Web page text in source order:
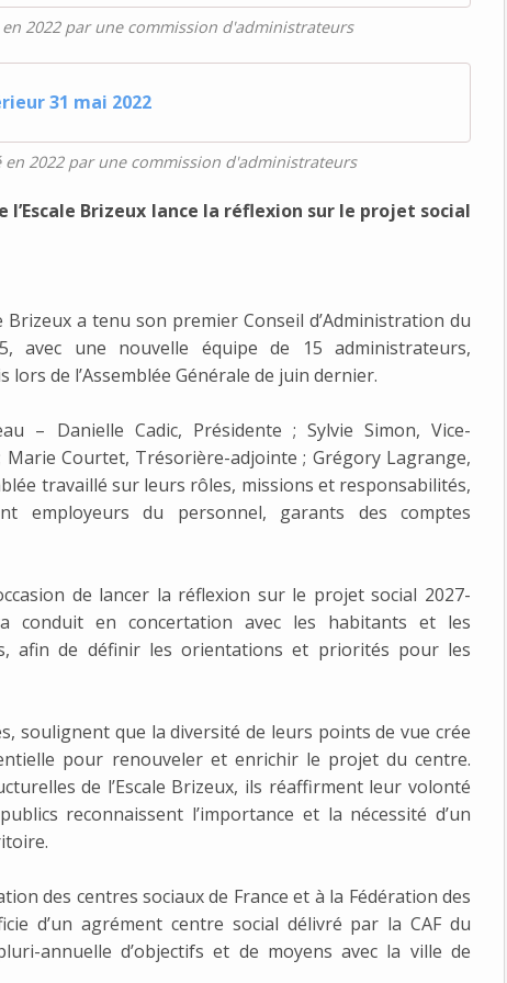
2022 par une commission d'administrateurs
31 mai 2022
2022 par une commission d'administrateurs
l’Escale Brizeux lance la réflexion sur le projet social
a tenu son premier Conseil d’Administration du
avec une nouvelle équipe de 15 administrateurs,
de l’Assemblée Générale de juin dernier.
– Danielle Cadic, Présidente ; Sylvie Simon, Vice-
Courtet, Trésorière-adjointe ; Grégory Lagrange,
travaillé sur leurs rôles, missions et responsabilités,
employeurs du personnel, garants des comptes
de lancer la réflexion sur le projet social 2027-
conduit en concertation avec les habitants et les
afin de définir les orientations et priorités pour les
soulignent que la diversité de leurs points de vue crée
pour renouveler et enrichir le projet du centre.
de l’Escale Brizeux, ils réaffirment leur volonté
reconnaissent l’importance et la nécessité d’un
des centres sociaux de France et à la Fédération des
d’un agrément centre social délivré par la CAF du
annuelle d’objectifs et de moyens avec la ville de